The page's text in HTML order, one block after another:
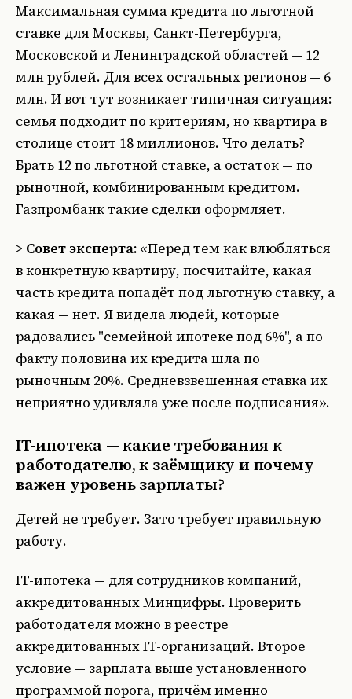
Максимальная сумма кредита по льготной
ставке для Москвы, Санкт-Петербурга,
Московской и Ленинградской областей — 12
млн рублей. Для всех остальных регионов — 6
млн. И вот тут возникает типичная ситуация:
семья подходит по критериям, но квартира в
столице стоит 18 миллионов. Что делать?
Брать 12 по льготной ставке, а остаток — по
рыночной, комбинированным кредитом.
Газпромбанк такие сделки оформляет.
> Совет эксперта: «Перед тем как влюбляться
в конкретную квартиру, посчитайте, какая
часть кредита попадёт под льготную ставку, а
какая — нет. Я видела людей, которые
радовались "семейной ипотеке под 6%", а по
факту половина их кредита шла по
рыночным 20%. Средневзвешенная ставка их
неприятно удивляла уже после подписания».
IT-ипотека — какие требования к
работодателю, к заёмщику и почему
важен уровень зарплаты?
Детей не требует. Зато требует правильную
работу.
IT-ипотека — для сотрудников компаний,
аккредитованных Минцифры. Проверить
работодателя можно в реестре
аккредитованных IT-организаций. Второе
условие — зарплата выше установленного
программой порога, причём именно